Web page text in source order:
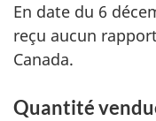
En date du 6
reçu aucun
Canada.
Quantité